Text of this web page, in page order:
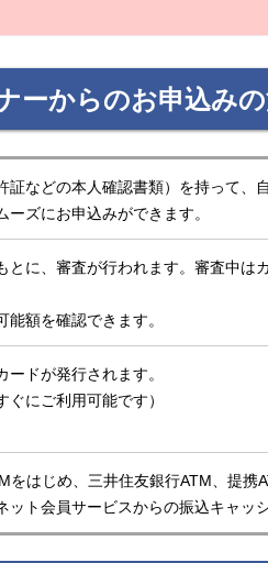
ーからのお申込み
証などの本人確認書類）を持って、
ーズにお申込みができます。
とに、審査が行われます。審査中は
能額を確認できます。
ードが発行されます。
ぐにご利用可能です）
をはじめ、三井住友銀行ATM、提携
ット会員サービスからの振込キャッ